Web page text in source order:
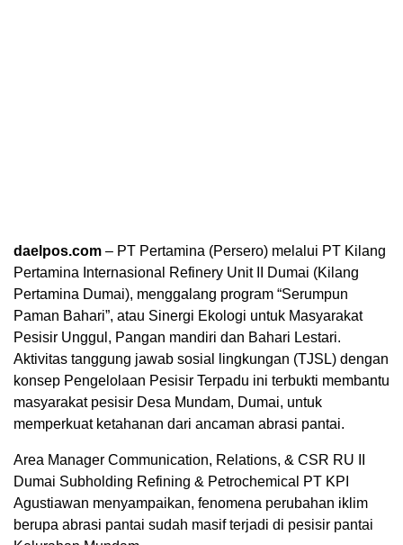
daelpos.com – PT Pertamina (Persero) melalui PT Kilang
Pertamina Internasional Refinery Unit II Dumai (Kilang
Pertamina Dumai), menggalang program “Serumpun
Paman Bahari”, atau Sinergi Ekologi untuk Masyarakat
Pesisir Unggul, Pangan mandiri dan Bahari Lestari.
Aktivitas tanggung jawab sosial lingkungan (TJSL) dengan
konsep Pengelolaan Pesisir Terpadu ini terbukti membantu
masyarakat pesisir Desa Mundam, Dumai, untuk
memperkuat ketahanan dari ancaman abrasi pantai.
Area Manager Communication, Relations, & CSR RU II
Dumai Subholding Refining & Petrochemical PT KPI
Agustiawan menyampaikan, fenomena perubahan iklim
berupa abrasi pantai sudah masif terjadi di pesisir pantai